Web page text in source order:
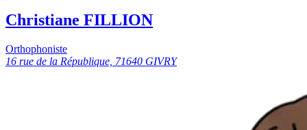
Christiane FILLION
Orthophoniste
16 rue de la République, 71640 GIVRY